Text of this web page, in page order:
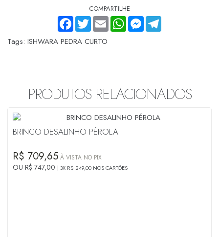
COMPARTILHE
FACEBOOKTWITTEREMAIL WHATSAPPMESSENGER
TELEGRAM
Tags: ISHWARA PEDRA CURTO
PRODUTOS RELACIONADOS
BRINCO DESALINHO PÉROLA
R$ 709,65 À VISTA NO PIX
OU R$ 747,00 3X R$ 249,00 NOS CARTÕES